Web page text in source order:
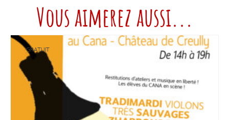
Vous aimerez aussi...
GRATUIT